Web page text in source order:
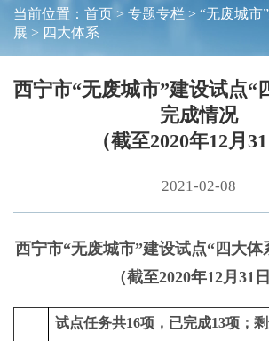
当前位置： 首页> 专题专栏> “无废城市
展 > 四大体系
西宁市“无废城市”建设试点“
完成情况
（截至2020年12月31
2021-02-08
西宁市“无废城市”建设试点“四大体
（截至2020年12月31日
试点任务共16项 ，已完成13项 ；